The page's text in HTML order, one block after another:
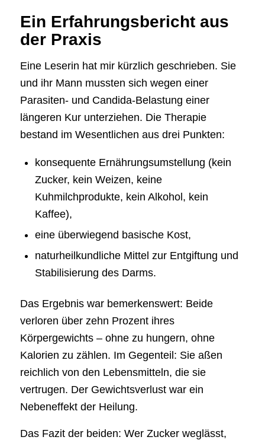
Ein Erfahrungsbericht aus
der Praxis
Eine Leserin hat mir kürzlich geschrieben. Sie
und ihr Mann mussten sich wegen einer
Parasiten- und Candida-Belastung einer
längeren Kur unterziehen. Die Therapie
bestand im Wesentlichen aus drei Punkten:
konsequente Ernährungsumstellung (kein
Zucker, kein Weizen, keine
Kuhmilchprodukte, kein Alkohol, kein
Kaffee),
eine überwiegend basische Kost,
naturheilkundliche Mittel zur Entgiftung und
Stabilisierung des Darms.
Das Ergebnis war bemerkenswert: Beide
verloren über zehn Prozent ihres
Körpergewichts – ohne zu hungern, ohne
Kalorien zu zählen. Im Gegenteil: Sie aßen
reichlich von den Lebensmitteln, die sie
vertrugen. Der Gewichtsverlust war ein
Nebeneffekt der Heilung.
Das Fazit der beiden: Wer Zucker weglässt,